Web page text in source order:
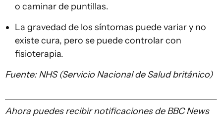
o caminar de puntillas.
La gravedad de los síntomas puede variar y no
existe cura, pero se puede controlar con
fisioterapia.
Fuente:NHS (Servicio Nacional de Saludbritánico)
Ahora puedes recibir notificaciones de BBC News